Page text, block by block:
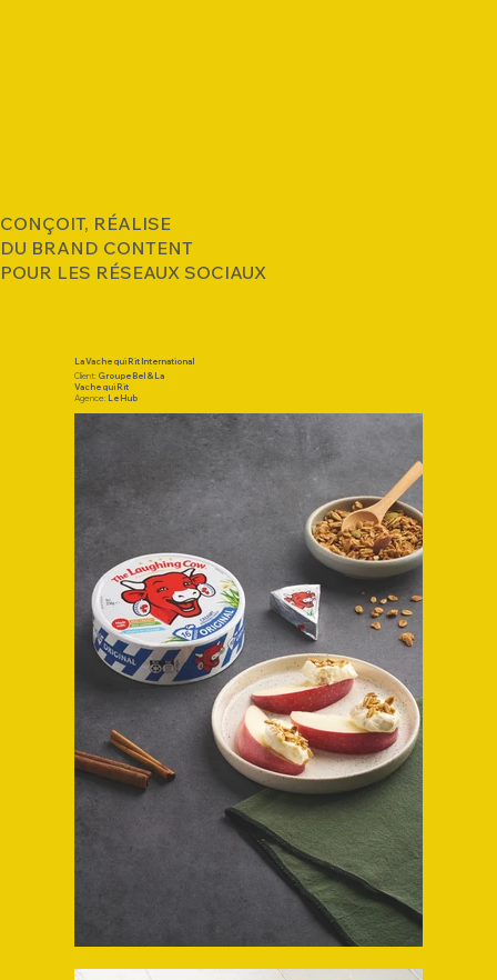
La Vache qui Rit International
Client: Groupe Bel & La
Vache qui Rit
Agence: Le Hub
CONÇOIT, RÉALISE
DU BRAND CONTENT
POUR LES RÉSEAUX SOCIAUX